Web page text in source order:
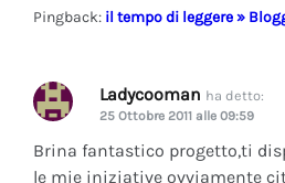
Pingback: il tempo di leggere »
Ladycooman ha detto:
25 Ottobre 2011 alle 09:59
Brina fantastico progetto,ti
le mie iniziative ovviamente